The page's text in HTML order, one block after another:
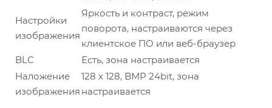
Настройки
изображения
Яркость и контраст, режим
поворота, настраиваются через
клиентское ПО или веб-браузер
BLC
Есть, зона настраивается
Наложение
изображения
128 x 128, BMP 24bit, зона
настраивается